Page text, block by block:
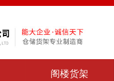
阁楼货架